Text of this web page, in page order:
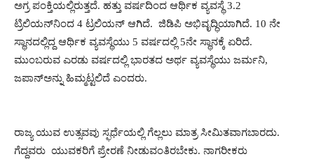
ಅಗ್ರ ಪಂಕ್ತಿಯಲ್ಲಿರುತ್ತದೆ. ಹತ್ತು ವರ್ಷದಿಂದ ಆರ್ಥಿಕ ವ್ಯವಸ್ಥೆ 3.2
ಟ್ರಿಲಿಯನ್‍ನಿಂದ 4 ಟ್ರಲಿಯನ್ ಆಗಿದೆ. ಜಿಡಿಪಿ ಅಭಿವೃದ್ಧಿಯಾಗಿದೆ. 10 ನೇ
ಸ್ಥಾನದಲ್ಲಿದ್ದ ಆರ್ಥಿಕ ವ್ಯವಸ್ಥೆಯು 5 ವರ್ಷದಲ್ಲಿ 5ನೇ ಸ್ಥಾನಕ್ಕೆ ಏರಿದೆ.
ಮುಂಬರುವ ಎರಡು ವರ್ಷದಲ್ಲಿ ಭಾರತದ ಅರ್ಥ ವ್ಯವಸ್ಥೆಯು ಜರ್ಮನಿ,
ಜಪಾನ್‍ಅನ್ನು ಹಿಮ್ಮಟ್ಟಲಿದೆ ಎಂದರು.
ರಾಜ್ಯ ಯುವ ಉತ್ಸವವು ಸ್ಫರ್ಧೆಯಲ್ಲಿ ಗೆಲ್ಲಲು ಮಾತ್ರ ಸೀಮಿತವಾಗಬಾರದು.
ಗೆದ್ದವರು ಯುವಕರಿಗೆ ಪ್ರೇರಣೆ ನೀಡುವಂತಿರಬೇಕು. ನಾಗರೀಕರು